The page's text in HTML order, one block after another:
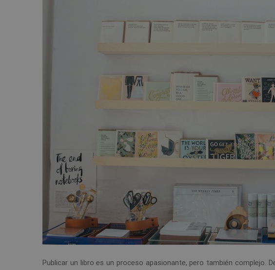
Publicar un libro es un proceso apasionante, pero también complejo.